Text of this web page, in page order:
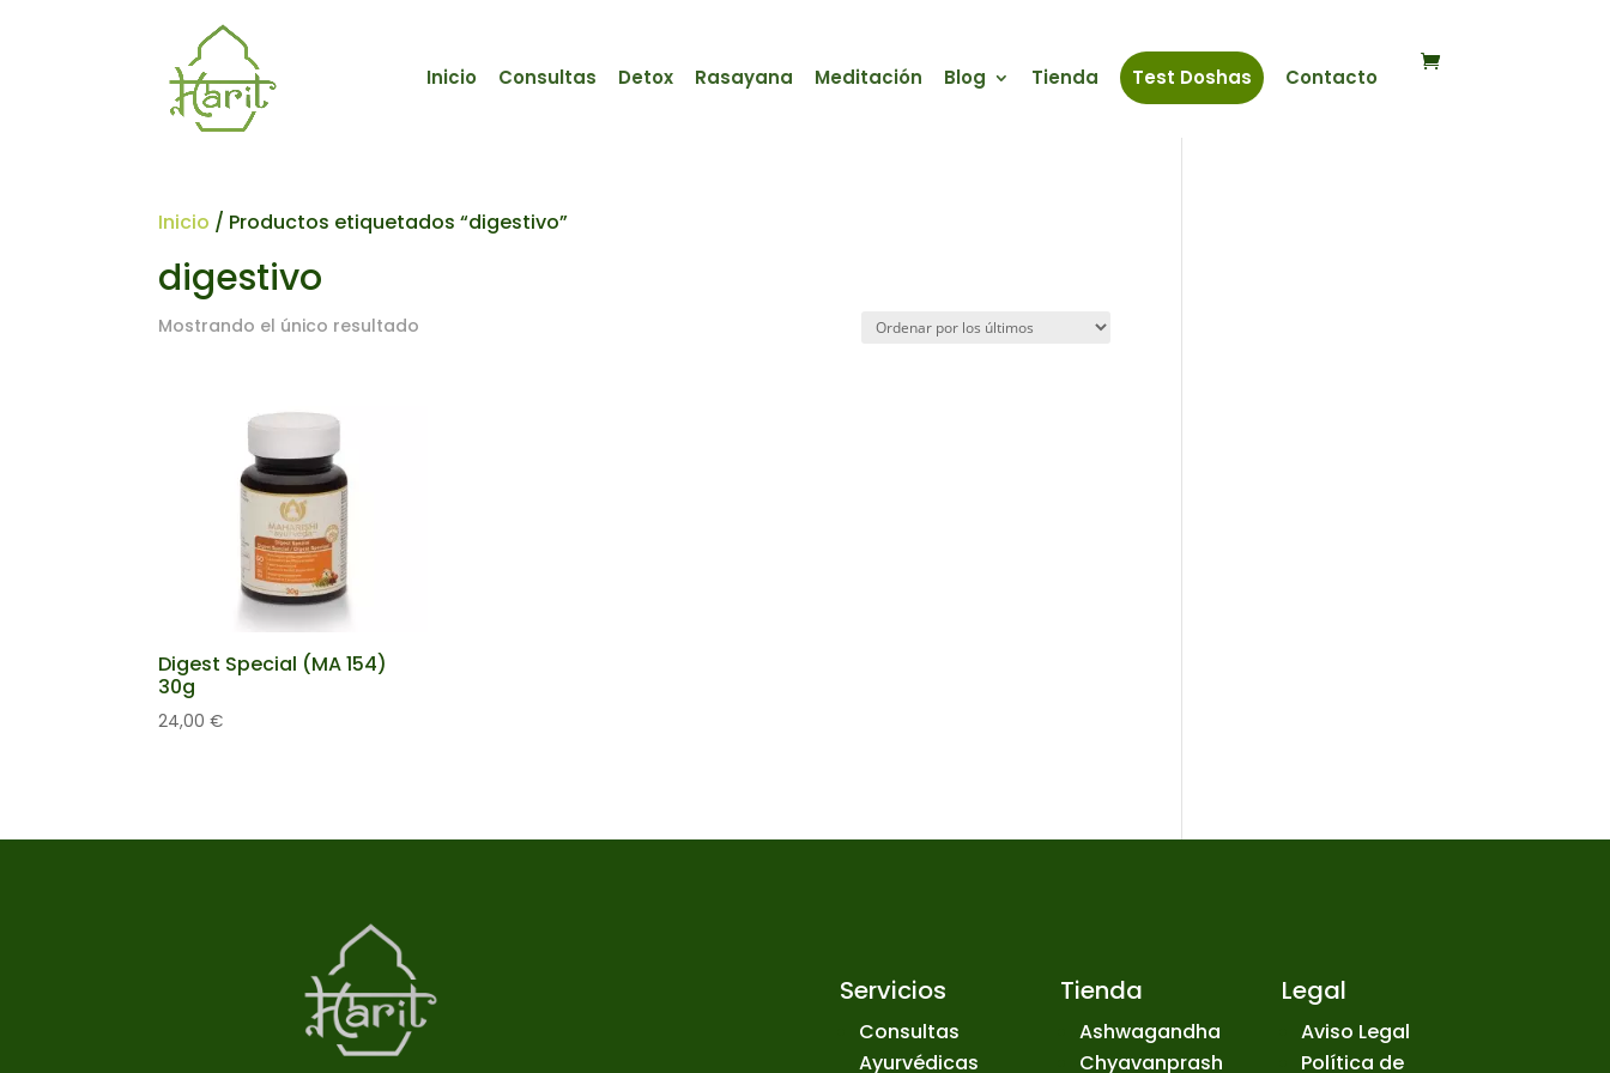
Inicio Consultas Detox Rasayana Meditación Blog Tienda Test Doshas Contacto
Inicio / Productos etiquetados “digestivo”
digestivo
Mostrando el único resultado
Digest Special (MA 154)
30g
24,00 €
Servicios
Consultas
Ayurvédicas
Tienda
Ashwagandha
Chyavanprash
Legal
Aviso Legal
Política de